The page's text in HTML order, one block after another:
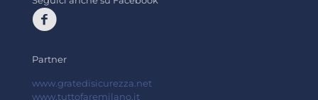
Partner
www.gratedisicurezza.net
www.tuttofaremilano.it